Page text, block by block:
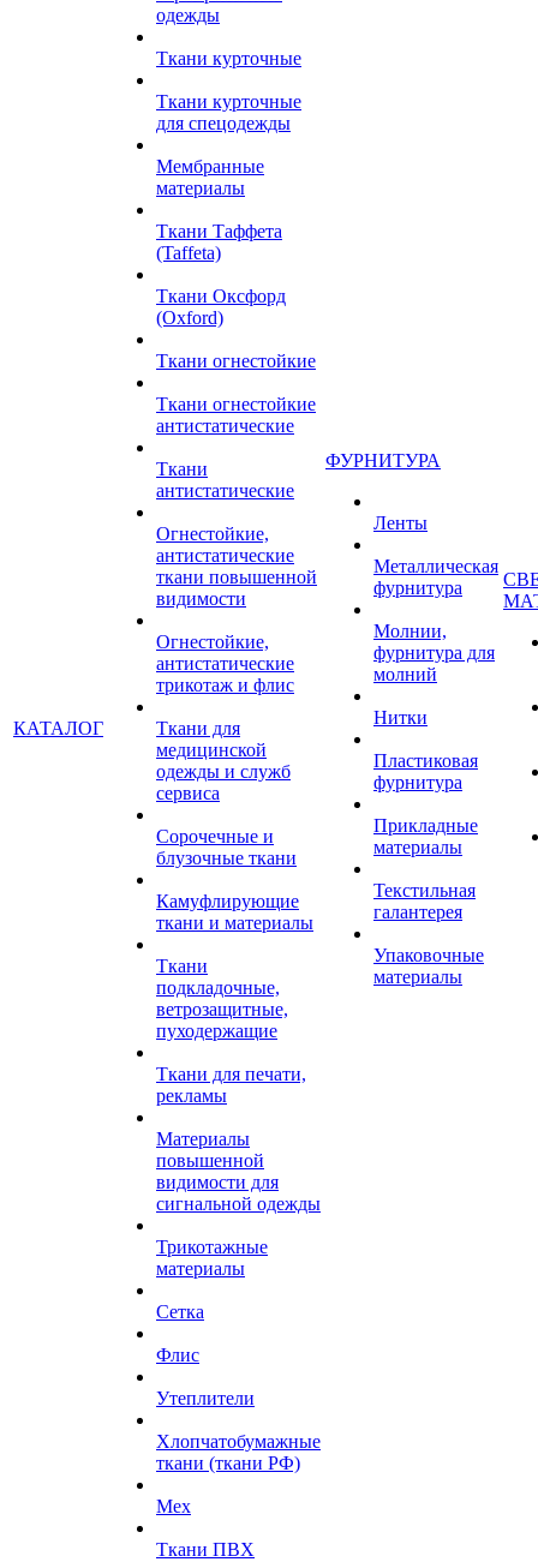
КАТАЛОГ
одежды
Ткани курточные
Ткани курточные
для спецодежды
Мембранные
материалы
Ткани Таффета
(Taffeta)
Ткани Оксфорд
(Oxford)
Ткани огнестойкие
Ткани огнестойкие
антистатические
Ткани
антистатические
Огнестойкие,
антистатические
ткани повышенной
видимости
Огнестойкие,
антистатические
трикотаж и флис
Ткани для
медицинской
одежды и служб
сервиса
Сорочечные и
блузочные ткани
Камуфлирующие
ткани и материалы
Ткани
подкладочные,
ветрозащитные,
пуходержащие
Ткани для печати,
рекламы
Материалы
повышенной
видимости для
сигнальной одежды
Трикотажные
материалы
Сетка
Флис
Утеплители
Хлопчатобумажные
ткани (ткани РФ)
Мех
Ткани ПВХ
ФУРНИТУРА
Ленты
Металлическая
фурнитура
Молнии,
фурнитура для
молний
Нитки
Пластиковая
фурнитура
Прикладные
материалы
Текстильная
галантерея
Упаковочные
материалы